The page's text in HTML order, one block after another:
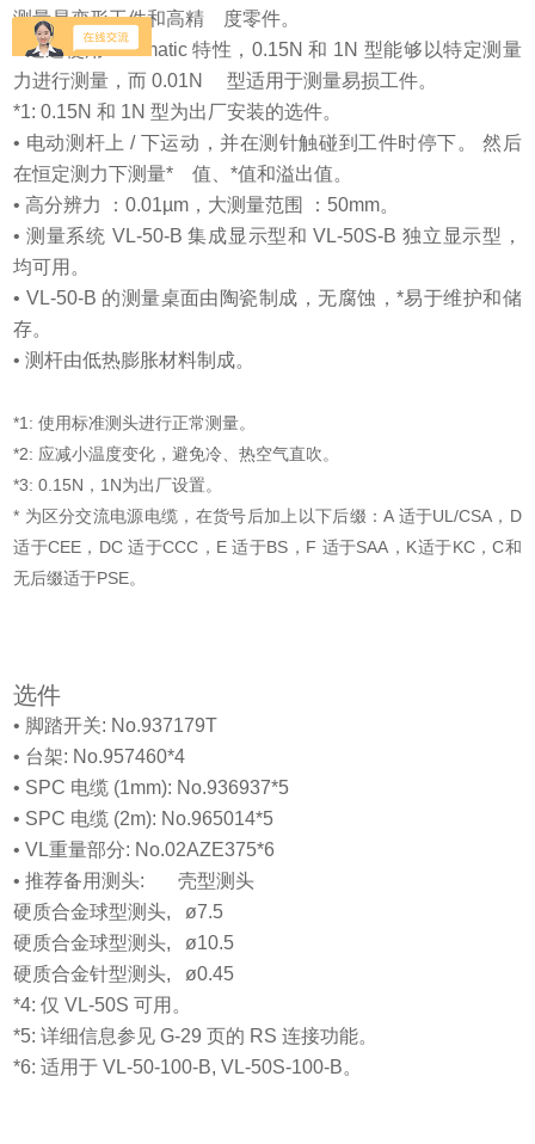
测量易变形工件和高精 度零件。
• 通过使用 Litematic 特性，0.15N 和 1N 型能够以特定测量
力进行测量，而 0.01N 型适用于测量易损工件。
*1: 0.15N 和 1N 型为出厂安装的选件。
• 电动测杆上 / 下运动，并在测针触碰到工件时停下。 然后
在恒定测力下测量* 值、*值和溢出值。
• 高分辨力 ：0.01µm，大测量范围 ：50mm。
• 测量系统 VL-50-B 集成显示型和 VL-50S-B 独立显示型，
均可用。
• VL-50-B 的测量桌面由陶瓷制成，无腐蚀，*易于维护和储
存。
• 测杆由低热膨胀材料制成。
*1: 使用标准测头进行正常测量。
*2: 应减小温度变化，避免冷、热空气直吹。
*3: 0.15N，1N为出厂设置。
* 为区分交流电源电缆，在货号后加上以下后缀：A 适于UL/CSA，D
适于CEE，DC 适于CCC，E 适于BS，F 适于SAA，K适于KC，C和
无后缀适于PSE。
选件
• 脚踏开关: No.937179T
• 台架: No.957460*4
• SPC 电缆 (1mm): No.936937*5
• SPC 电缆 (2m): No.965014*5
• VL重量部分: No.02AZE375*6
• 推荐备用测头: 壳型测头
硬质合金球型测头, ø7.5
硬质合金球型测头, ø10.5
硬质合金针型测头, ø0.45
*4: 仅 VL-50S 可用。
*5: 详细信息参见 G-29 页的 RS 连接功能。
*6: 适用于 VL-50-100-B, VL-50S-100-B。